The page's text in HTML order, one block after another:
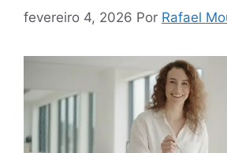
fevereiro 4, 2026 Por Rafael